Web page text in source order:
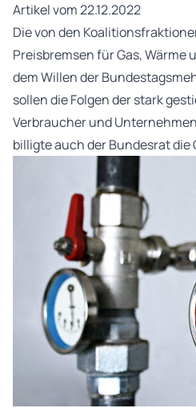
Artikel vom 22.12.2022
Die von den
Preisbremsen für Gas, Wärme
dem Willen der
sollen die Folgen der stark
Verbraucher und
billigte auch der Bundesrat die